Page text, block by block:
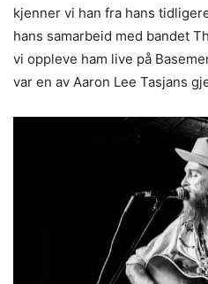
kjenner vi han fra hans
hans samarbeid med bandet
vi oppleve ham live på
var en av Aaron Lee Tasjans